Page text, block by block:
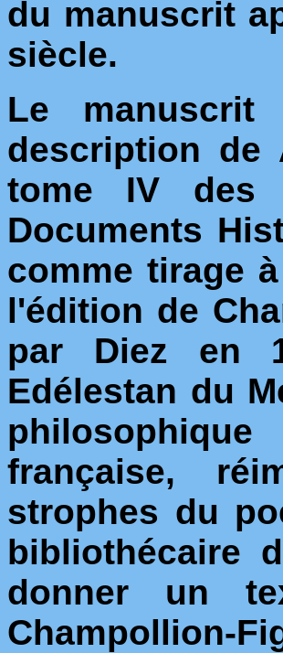
du manuscrit
siècle.
Le
description de
tome IV des
Documents
comme tirage
l'édition de
par Diez en
Edélestan du
française,
strophes du
bibliothécaire
donner un
Champollion-